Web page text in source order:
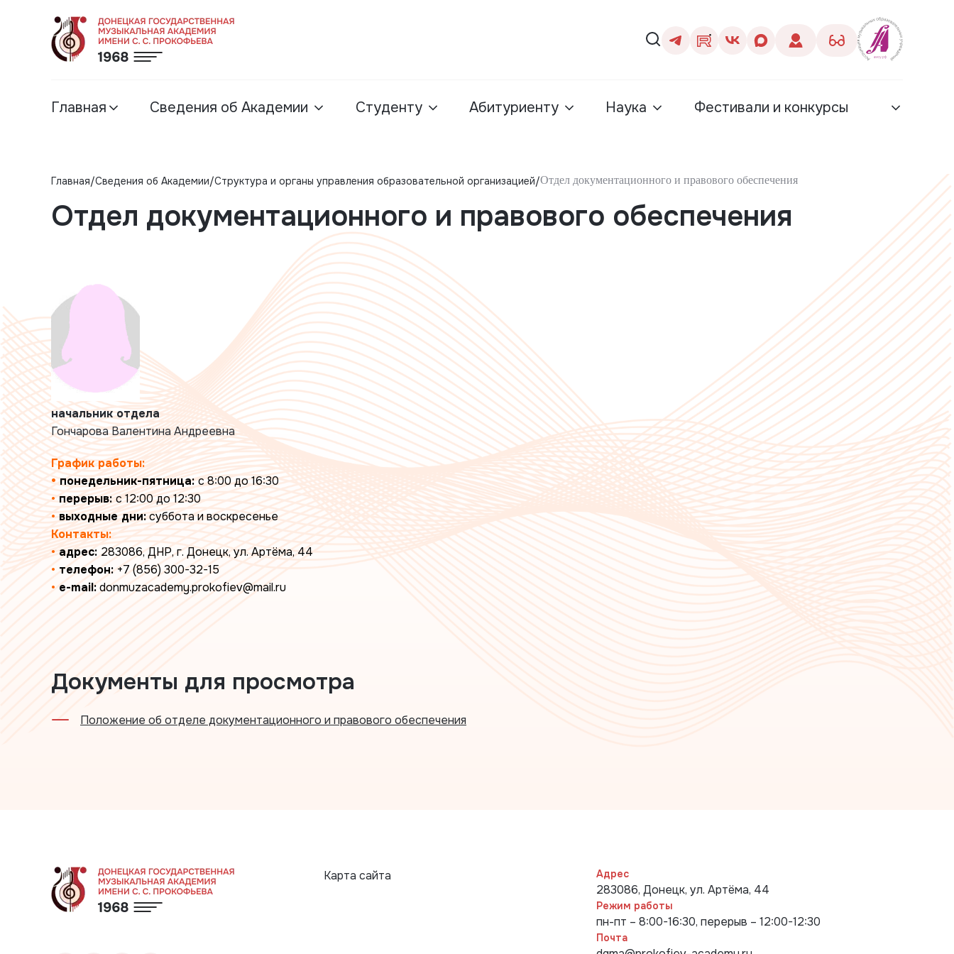
Главная Сведения об Академии Студенту Абитуриенту Наука Фестивали и конкурсы
Главная Сведения об Академии Структура и органы управления образовательной организацией Отдел документационного и правового обеспечения
Отдел документационного и правового обеспечения
начальник отдела
Гончарова Валентина Андреевна
График работы:
•понедельник-пятница:с 8:00 до 16:30
•перерыв:с 12:00 до 12:30
•выходные дни:суббота и воскресенье
Контакты:
• адрес: 283086, ДНР, г. Донецк, ул. Артёма, 44
• телефон: +7 (856) 300-32-15
• e-mail:donmuzacademy.prokofiev@mail.ru
Документы для просмотра
Положение об отделе документационного и правового обеспечения
Карта сайта Адрес
283086, Донецк, ул. Артёма, 44
Режим работы
пн-пт – 8:00-16:30, перерыв – 12:00-12:30
Почта